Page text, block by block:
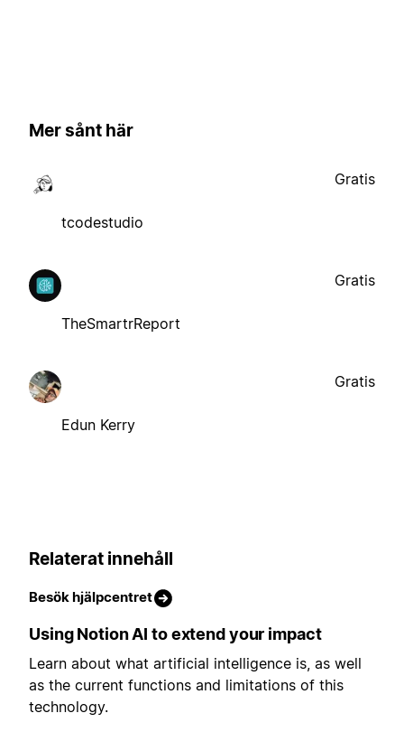
Mer sånt här
tcodestudio
Gratis
TheSmartrReport
Gratis
Edun Kerry
Gratis
Relaterat innehåll
Besök hjälpcentret
Using Notion AI to extend your impact
Learn about what artificial intelligence is, as well
as the current functions and limitations of this
technology.